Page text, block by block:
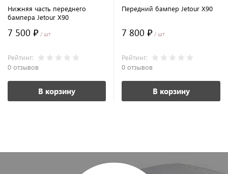
Нижняя часть переднего
бампера Jetour X90
7 500 ₽ / шт
Рейтинг:
0 отзывов
В корзину
Передний бампер Jetour X90
7 800 ₽ / шт
Рейтинг:
0 отзывов
В корзину